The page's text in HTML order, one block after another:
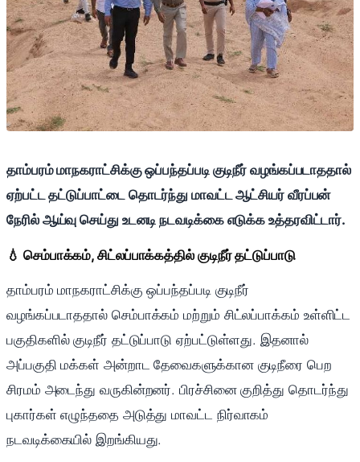
தாம்பரம் மாநகராட்சிக்கு ஒப்பந்தப்படி குடிநீர் வழங்கப்படாததால்
ஏற்பட்ட தட்டுப்பாட்டை தொடர்ந்து மாவட்ட ஆட்சியர் வீரப்பன்
நேரில் ஆய்வு செய்து உடனடி நடவடிக்கை எடுக்க உத்தரவிட்டார்.
💧 செம்பாக்கம், சிட்லப்பாக்கத்தில் குடிநீர் தட்டுப்பாடு
தாம்பரம் மாநகராட்சிக்கு ஒப்பந்தப்படி குடிநீர்
வழங்கப்படாததால் செம்பாக்கம் மற்றும் சிட்லப்பாக்கம் உள்ளிட்ட
பகுதிகளில் குடிநீர் தட்டுப்பாடு ஏற்பட்டுள்ளது. இதனால்
அப்பகுதி மக்கள் அன்றாட தேவைகளுக்கான குடிநீரை பெற
சிரமம் அடைந்து வருகின்றனர். பிரச்சினை குறித்து தொடர்ந்து
புகார்கள் எழுந்ததை அடுத்து மாவட்ட நிர்வாகம்
நடவடிக்கையில் இறங்கியது.